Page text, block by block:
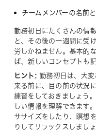
チームメンバーの名前
勤務初日にたくさんの情
と、その後の一週間に受
労しかねません。基本的
ば、新しいコンセプトも
ヒント: 勤務初日は、大
来る前に、目の前の状況
練習をしておきましょう
しい情報を理解できます
ササイズをしたり、瞑想
りしてリラックスしまし